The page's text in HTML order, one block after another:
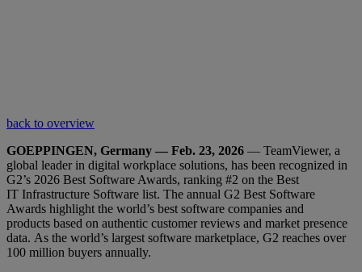
back to overview
GOEPPINGEN, Germany — Feb. 23, 2026 — TeamViewer, a
global leader in digital workplace solutions, has been recognized in
G2’s 2026 Best Software Awards, ranking #2 on the Best
IT Infrastructure Software list. The annual G2 Best Software
Awards highlight the world’s best software companies and
products based on authentic customer reviews and market presence
data. As the world’s largest software marketplace, G2 reaches over
100 million buyers annually.